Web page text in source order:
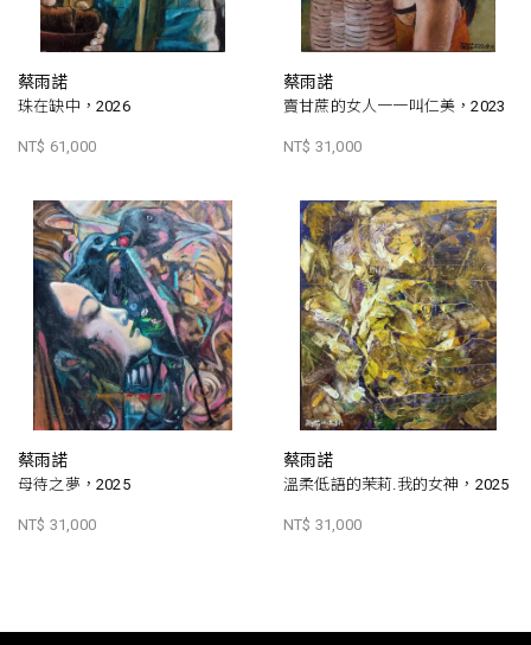
蔡雨諾
珠在缺中，2026
NT$ 61,000
蔡雨諾
賣甘蔗的女人一一叫仁美，2023
NT$ 31,000
蔡雨諾
母待之夢，2025
NT$ 31,000
蔡雨諾
溫柔低語的茉莉.我的女神，2025
NT$ 31,000